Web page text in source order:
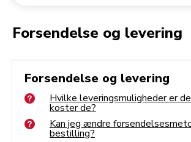
Forsendelse og levering
Hvilke leveringsmuligheder er der, og hvad
Kan jeg ændre forsendelsesmetoden efter
Kan jeg stadig ændre adressen efter bestilling?
Hvornår leveres min pakke?
Hvor kan jeg spore min ordrestatus?
Hvad sker der, hvis der er en forsinkelse i
Hvad nu, hvis jeg ikke er hjemme ved leveringen?
Jeg har ikke modtaget noget, hvad kan jeg gøre?
Jeg har kun modtaget en del af min ordre, hvad
Forsendelse og levering
Hvilke leveringsmuligheder er
koster de?
Kan jeg ændre
bestilling?